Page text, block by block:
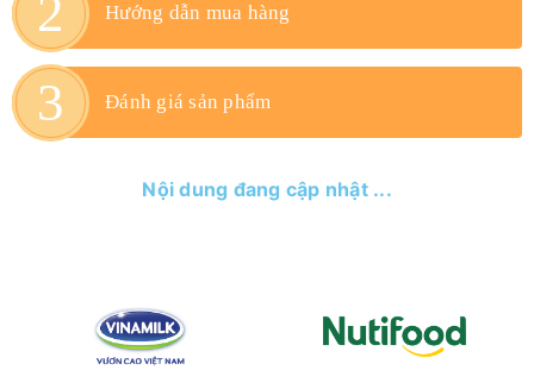
Hướng dẫn mua hàng
Đánh giá sản phẩm
Nội dung đang cập nhật ...